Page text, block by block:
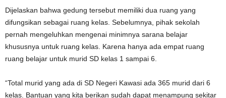
Dijelaskan bahwa gedung tersebut memiliki dua ruang yang
difungsikan sebagai ruang kelas. Sebelumnya, pihak sekolah
pernah mengeluhkan mengenai minimnya sarana belajar
khususnya untuk ruang kelas. Karena hanya ada empat ruang
ruang belajar untuk murid SD kelas 1 sampai 6.
“Total murid yang ada di SD Negeri Kawasi ada 365 murid dari 6
kelas. Bantuan yang kita berikan sudah dapat menampung sekitar